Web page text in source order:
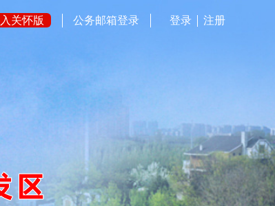
关怀版 公务邮箱登录 登录 注册